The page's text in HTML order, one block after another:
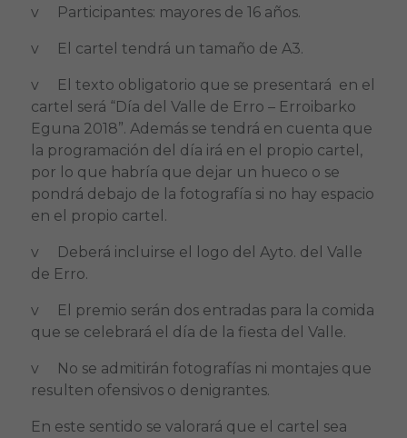
v Participantes: mayores de 16 años.
v El cartel tendrá un tamaño de A3.
v El texto obligatorio que se presentará en el
cartel será “Día del Valle de Erro – Erroibarko
Eguna 2018”. Además se tendrá en cuenta que
la programación del día irá en el propio cartel,
por lo que habría que dejar un hueco o se
pondrá debajo de la fotografía si no hay espacio
en el propio cartel.
v Deberá incluirse el logo del Ayto. del Valle
de Erro.
v El premio serán dos entradas para la comida
que se celebrará el día de la fiesta del Valle.
v No se admitirán fotografías ni montajes que
resulten ofensivos o denigrantes.
En este sentido se valorará que el cartel sea